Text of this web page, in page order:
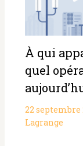
À qui
quel
22 septembre
Lagrange